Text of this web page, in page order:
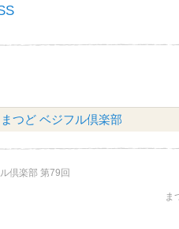
まつど ベジフル倶楽部
倶楽部 第79回
ま